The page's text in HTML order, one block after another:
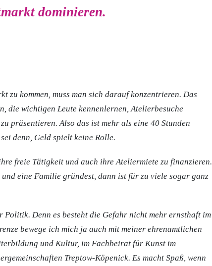
dominieren.
zu kommen, muss man sich darauf konzentrieren. Das
die wichtigen Leute kennenlernen, Atelierbesuche
präsentieren. Also das ist mehr als eine 40 Stunden
denn, Geld spielt keine Rolle.
freie Tätigkeit und auch ihre Ateliermiete zu finanzieren.
eine Familie gründest, dann ist für zu viele sogar ganz
Denn es besteht die Gefahr nicht mehr ernsthaft im
bewege ich mich ja auch mit meiner ehrenamtlichen
und Kultur, im Fachbeirat für Kunst im
Treptow-Köpenick. Es macht Spaß, wenn